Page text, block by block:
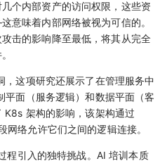
个内部资产的访问权限，这些资
意味着内部网络被视为可信的。
击的影响降至最低，将其从完全
这项研究还展示了在管理服务中
面（服务逻辑）和数据平面（客
K8s 架构的影响，该架构通过
网络允许它们之间的逻辑连接。
程引入的独特挑战。AI 培训本质